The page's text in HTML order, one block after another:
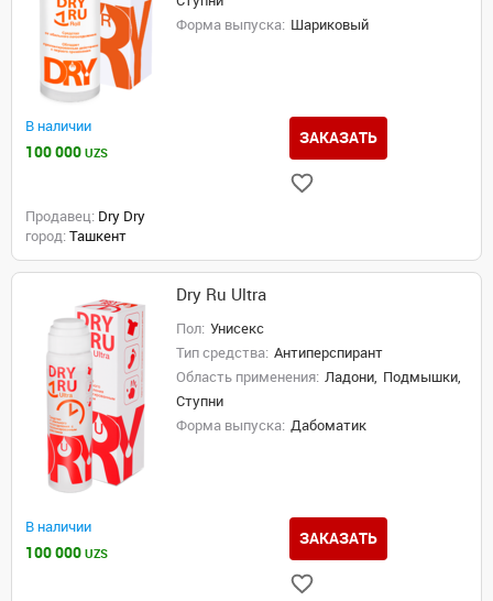
Форма выпуска: Шариковый
В наличии
100 000 UZS
ЗАКАЗАТЬ
Продавец: Dry Dry
город: Ташкент
Dry Ru Ultra
Пол: Унисекс
Тип средства: Антиперспирант
Область применения: Ладони, Подмышки,
Ступни
Форма выпуска: Дабоматик
В наличии
100 000 UZS
ЗАКАЗАТЬ